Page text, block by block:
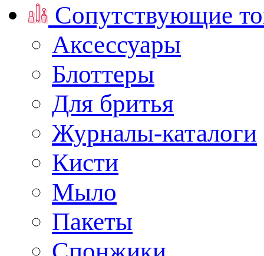
Сопутствующие
Аксессуары
Блоттеры
Для бритья
Журналы-каталоги
Кисти
Мыло
Пакеты